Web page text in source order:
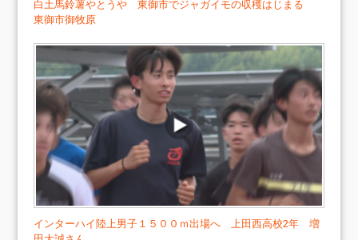
白土馬鈴薯やとうや 東御市でジャガイモの収穫はじまる
東御市御牧原
インターハイ陸上男子１５００ｍ出場へ 上田西高校2年 増